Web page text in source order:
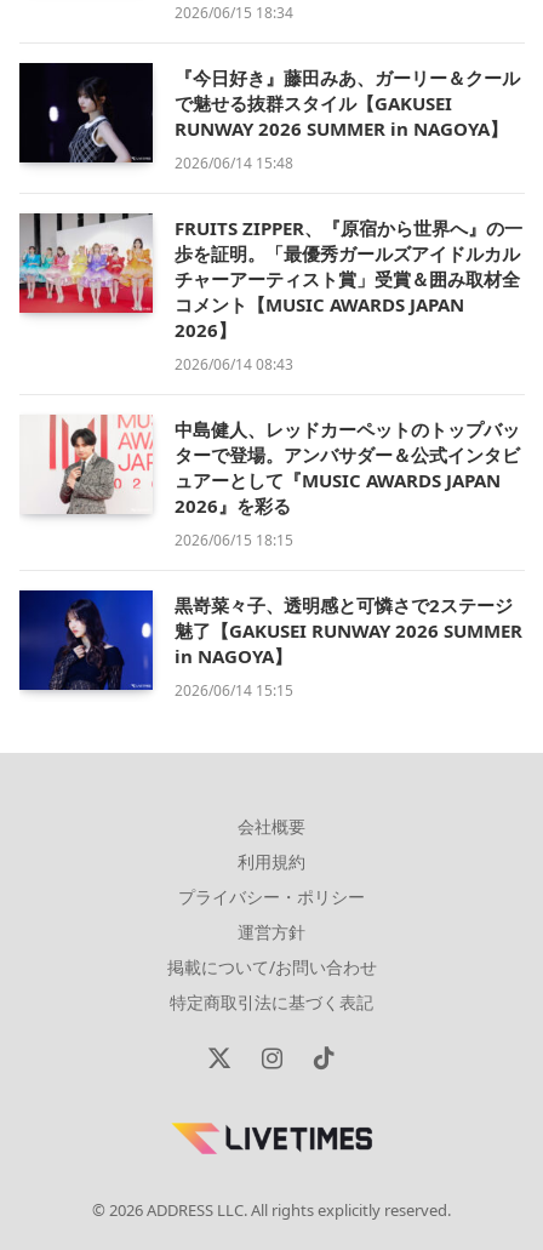
2026/06/15 18:34
『今日好き』藤田みあ、ガーリー＆クール
で魅せる抜群スタイル【GAKUSEI
RUNWAY 2026 SUMMER in NAGOYA】
2026/06/14 15:48
FRUITS ZIPPER、『原宿から世界へ』の一
歩を証明。「最優秀ガールズアイドルカル
チャーアーティスト賞」受賞＆囲み取材全
コメント【MUSIC AWARDS JAPAN
2026】
2026/06/14 08:43
中島健人、レッドカーペットのトップバッ
ターで登場。アンバサダー＆公式インタビ
ュアーとして『MUSIC AWARDS JAPAN
2026』を彩る
2026/06/15 18:15
黒嵜菜々子、透明感と可憐さで2ステージ
魅了【GAKUSEI RUNWAY 2026 SUMMER
in NAGOYA】
2026/06/14 15:15
会社概要
利用規約
プライバシー・ポリシー
運営方針
掲載について/お問い合わせ
特定商取引法に基づく表記
X
InstagramTikTok
© 2026 ADDRESS LLC. All rights explicitly reserved.